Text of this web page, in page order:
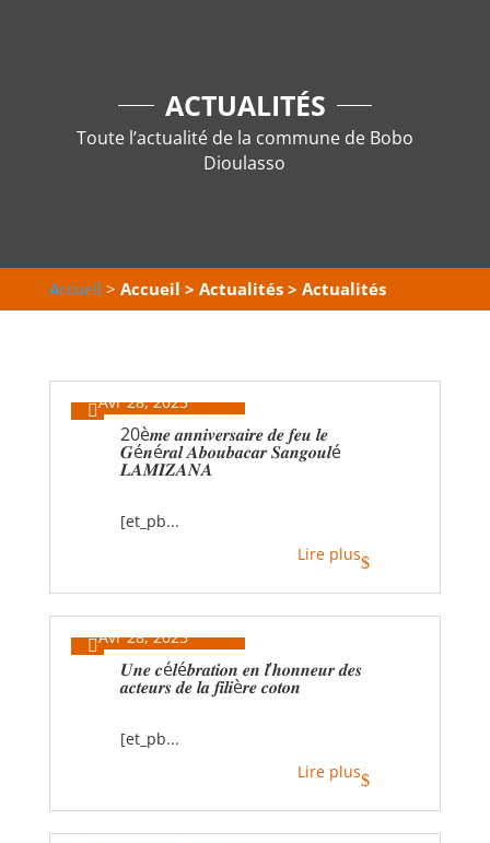
ACTUALITÉS
Toute l’actualité de la commune de Bobo
Dioulasso
Accueil > Accueil > Actualités > Actualités
Avr 28, 2025
20è𝒎𝒆 𝒂𝒏𝒏𝒊𝒗𝒆𝒓𝒔𝒂𝒊𝒓𝒆 𝒅𝒆 𝒇𝒆𝒖 𝒍𝒆
𝑮é𝒏é𝒓𝒂𝒍 𝑨𝒃𝒐𝒖𝒃𝒂𝒄𝒂𝒓 𝑺𝒂𝒏𝒈𝒐𝒖𝒍é
𝑳𝑨𝑴𝑰𝒁𝑨𝑵𝑨
[et_pb...
$
Lire plus
Avr 28, 2025
𝑼𝒏𝒆 𝒄é𝒍é𝒃𝒓𝒂𝒕𝒊𝒐𝒏 𝒆𝒏 𝒍’𝒉𝒐𝒏𝒏𝒆𝒖𝒓 𝒅𝒆𝒔
𝒂𝒄𝒕𝒆𝒖𝒓𝒔 𝒅𝒆 𝒍𝒂 𝒇𝒊𝒍𝒊è𝒓𝒆 𝒄𝒐𝒕𝒐𝒏
[et_pb...
$
Lire plus